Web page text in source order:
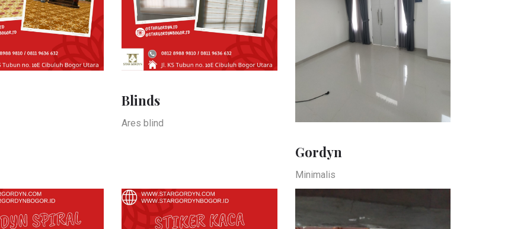
Blinds
Ares blind
Gordyn
Minimalis